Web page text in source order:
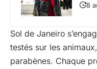
8
Sol de Janeiro
testés sur les
parabènes. Chaque